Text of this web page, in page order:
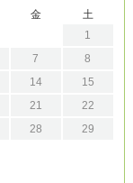
金
土
1
7
8
14
15
21
22
28
29